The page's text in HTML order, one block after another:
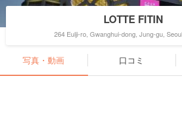
LOTTE FITIN
264 Eulji-ro, Gwanghui-dong, Jung-gu,
写真・動画 口コミ